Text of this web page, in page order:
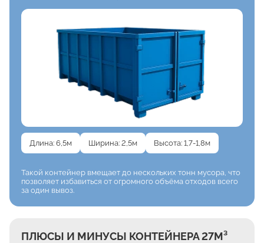
Длина: 6,5м Ширина: 2,5м Высота: 1,7-1,8м
Такой контейнер вмещает до нескольких тонн мусора, что
позволяет избавиться от огромного объёма отходов всего
за один вывоз.
ПЛЮСЫ И МИНУСЫ КОНТЕЙНЕРА 27М³